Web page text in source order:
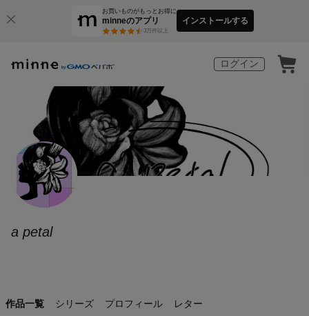
お買いものがもっとお得に
minneのアプリ
3万件以上
インストールする
ログイン
a petal
作品一覧 シリーズ プロフィール レター